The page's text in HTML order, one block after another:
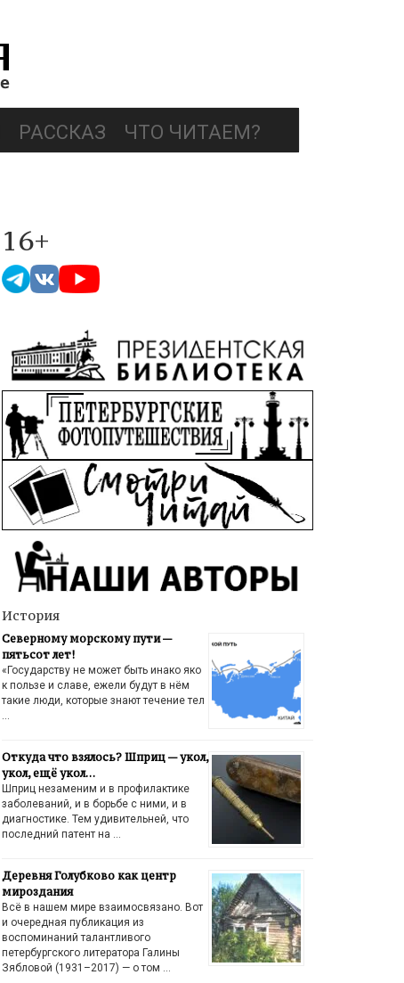
РАССКАЗ ЧТО ЧИТАЕМ?
16+
История
Северному морскому пути —
пятьсот лет!
«Государству не может быть инако яко
к пользе и славе, ежели будут в нём
такие люди, которые знают течение тел
Откуда что взялось? Шприц — укол,
укол, ещё укол…
Шприц незаменим и в профилактике
заболеваний, и в борьбе с ними, и в
диагностике. Тем удивительней, что
последний патент на …
Деревня Голубково как центр
мироздания
Всё в нашем мире взаимосвязано. Вот
и очередная публикация из
воспоминаний талантливого
петербургского литератора Галины
Зябловой (1931–2017) — о том …